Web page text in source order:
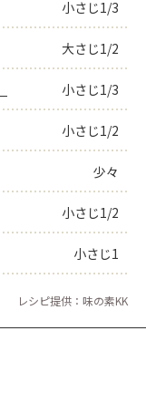
小さじ1/3
大さじ1/2
小さじ1/3
小さじ1/2
少々
小さじ1/2
小さじ1
レシピ提供：味の素KK